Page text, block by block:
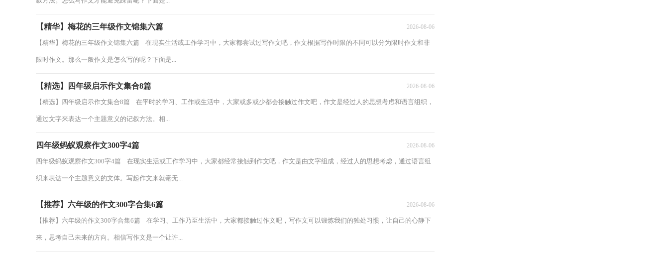
【精华】梅花的三年级作文锦集六篇 2026-08-06
【精华】梅花的三年级作文锦集六篇 在现实生活或工作学习中，大家都尝试过写作文吧，作文根据写作时限的不同可以分为限时作文和非
限时作文。那么一般作文是怎么写的呢？下面是...
【精选】四年级启示作文集合8篇 2026-08-06
【精选】四年级启示作文集合8篇 在平时的学习、工作或生活中，大家或多或少都会接触过作文吧，作文是经过人的思想考虑和语言组织，
通过文字来表达一个主题意义的记叙方法。相...
四年级蚂蚁观察作文300字4篇 2026-08-06
四年级蚂蚁观察作文300字4篇 在现实生活或工作学习中，大家都经常接触到作文吧，作文是由文字组成，经过人的思想考虑，通过语言组
织来表达一个主题意义的文体。写起作文来就毫无...
【推荐】六年级的作文300字合集6篇 2026-08-06
【推荐】六年级的作文300字合集6篇 在学习、工作乃至生活中，大家都接触过作文吧，写作文可以锻炼我们的独处习惯，让自己的心静下
来，思考自己未来的方向。相信写作文是一个让许...